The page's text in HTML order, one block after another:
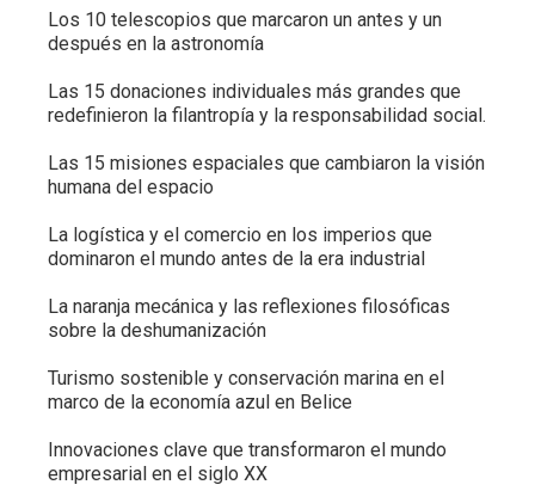
Los 10 telescopios que marcaron un antes y un
después en la astronomía
Las 15 donaciones individuales más grandes que
redefinieron la filantropía y la responsabilidad social.
Las 15 misiones espaciales que cambiaron la visión
humana del espacio
La logística y el comercio en los imperios que
dominaron el mundo antes de la era industrial
La naranja mecánica y las reflexiones filosóficas
sobre la deshumanización
Turismo sostenible y conservación marina en el
marco de la economía azul en Belice
Innovaciones clave que transformaron el mundo
empresarial en el siglo XX